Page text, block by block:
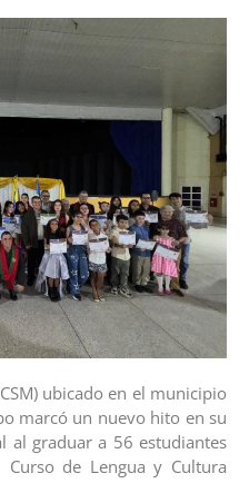
ubicado en el municipio
marcó un nuevo hito en su
al graduar a 56 estudiantes
de Lengua y Cultura